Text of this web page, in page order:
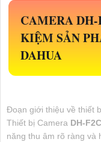
CAMERA
KIỆM SẢN
DAHUA
Đoạn giới thiệu về thiết
Thiết bị Camera DH-
năng thu âm rõ ràng và